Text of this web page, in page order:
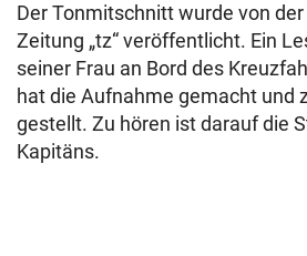
Der Tonmitschnitt wurde von
Zeitung „tz“ veröffentlicht. Ein
seiner Frau an Bord des
hat die Aufnahme gemacht und
gestellt. Zu hören ist darauf die
Kapitäns.